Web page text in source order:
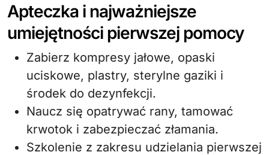
Apteczka i najważniejsze
umiejętności pierwszej pomocy
Zabierz kompresy jałowe, opaski
uciskowe, plastry, sterylne gaziki i
środek do dezynfekcji.
Naucz się opatrywać rany, tamować
krwotok i zabezpieczać złamania.
Szkolenie z zakresu udzielania pierwszej